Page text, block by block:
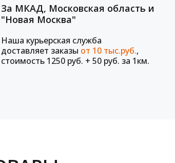
За МКАД, Московская область и
"Новая Москва"
Наша курьерская служба
доставляет заказы от 10 тыс.руб.,
стоимость 1250 руб. + 50 руб. за 1км.